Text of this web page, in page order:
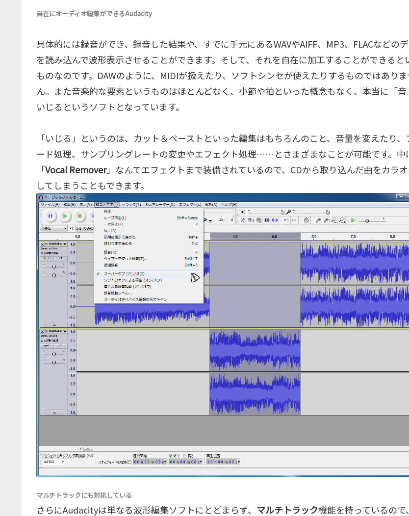
自在にオーディオ編集ができるAudacity
具体的には録音ができ、録音した結果や、すでに手元にあるWAVやAIFF、MP3、FLACなどの
を読み込んで波形表示させることができます。そして、それを自在に加工することができると
ものなのです。DAWのように、MIDIが扱えたり、ソフトシンセが使えたりするものではありま
ん。また音楽的な要素というものはほとんどなく、小節や拍といった概念もなく、本当に「音
いじるというソフトとなっています。
「いじる」というのは、カット＆ペーストといった編集はもちろんのこと、音量を変えたり、
ード処理、サンプリングレートの変更やエフェクト処理……とさまざまなことが可能です。中
「Vocal Remover」なんてエフェクトまで装備されているので、CDから取り込んだ曲をカラ
してしまうこともできます。
マルチトラックにも対応している
さらにAudacityは単なる波形編集ソフトにとどまらず、 マルチトラック機能を持っているので